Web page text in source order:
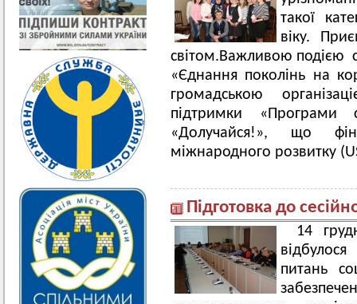
такої
віку.
світом.Важливою подією
«Єднання поколінь на
громадською
підтримки «Програми
«Долучайся!», що
міжнародного розвитку
Підготовка до
14
питань